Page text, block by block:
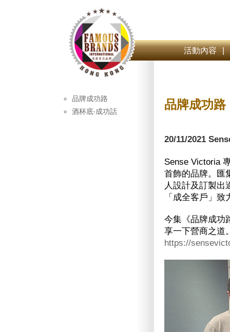
活動內容 |
品牌成功路
酒杯底‧成功話
品牌成功路
20/11/2021
Sense Victoria
首飾的品牌。匯
人設計及訂製出
「成全客戶」
今集《品牌成功
享一下營商之道
https://